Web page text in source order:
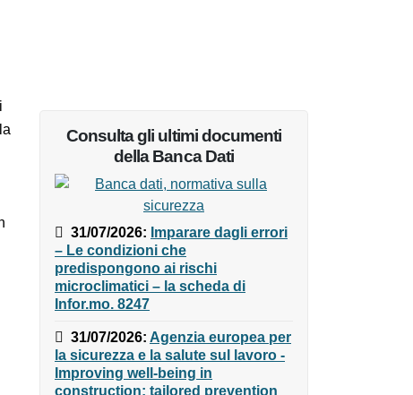
Consulta gli ultimi documenti
della Banca Dati
31/07/2026:Imparare dagli
errori – Le condizioni che
predispongono ai rischi
microclimatici – la scheda di
Infor.mo. 8247
31/07/2026:Agenzia europea
per la sicurezza e la salute sul
lavoro - Improving well-being in